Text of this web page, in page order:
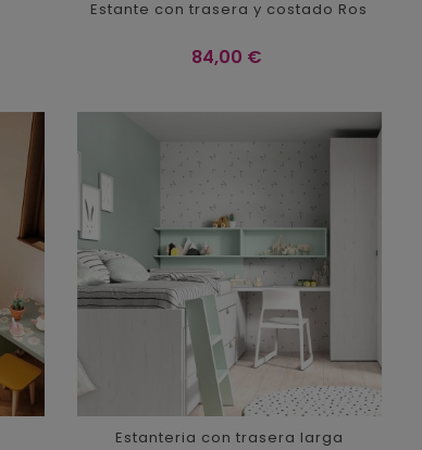
Estante con trasera y costado Ros
Precio
84,00 €
Estanteria con trasera larga